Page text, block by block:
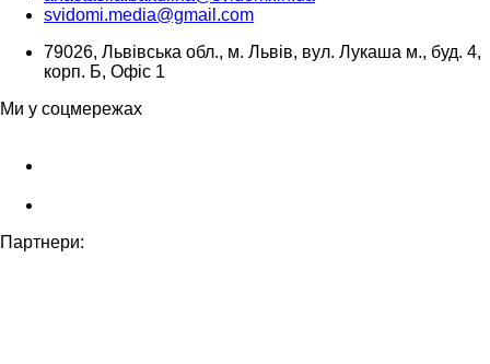
svidomi.media@gmail.com
79026, Львівська обл., м. Львів, вул. Лукаша м., буд. 4,
корп. Б, Офіс 1
Ми у соцмережах
Партнери: